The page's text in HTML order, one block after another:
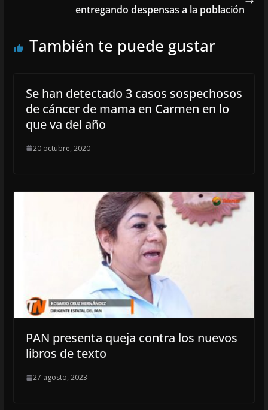
entregando despensas a la población
También te puede gustar
Se han detectado 3 casos sospechosos
de cáncer de mama en Carmen en lo
que va del año
20 octubre, 2020
PAN presenta queja contra los nuevos
libros de texto
27 agosto, 2023